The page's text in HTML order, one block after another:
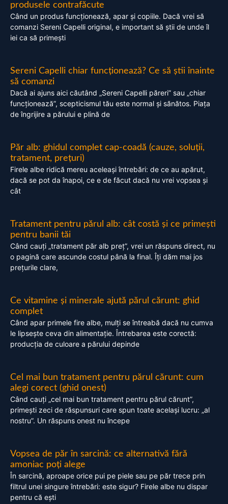
produsele contrafăcute
Când un produs funcționează, apar și copiile. Dacă vrei să
comanzi Sereni Capelli original, e important să știi de unde îl
iei ca să primești
Sereni Capelli chiar funcționează? Ce să știi înainte
să comanzi
Dacă ai ajuns aici căutând „Sereni Capelli păreri” sau „chiar
funcționează”, scepticismul tău este normal și sănătos. Piața
de îngrijire a părului e plină de
Păr alb: ghidul complet cap-coadă (cauze, soluții,
tratament, prețuri)
Firele albe ridică mereu aceleași întrebări: de ce au apărut,
dacă se pot da înapoi, ce e de făcut dacă nu vrei vopsea și
cât
Tratament pentru părul alb: cât costă și ce primești
pentru banii tăi
Când cauți „tratament păr alb preț”, vrei un răspuns direct, nu
o pagină care ascunde costul până la final. Îți dăm mai jos
prețurile clare,
Ce vitamine și minerale ajută părul cărunt: ghid
complet
Când apar primele fire albe, mulți se întreabă dacă nu cumva
le lipsește ceva din alimentație. Întrebarea este corectă:
producția de culoare a părului depinde
Cel mai bun tratament pentru părul cărunt: cum
alegi corect (ghid onest)
Când cauți „cel mai bun tratament pentru părul cărunt”,
primești zeci de răspunsuri care spun toate același lucru: „al
nostru”. Un răspuns onest nu începe
Vopsea de păr în sarcină: ce alternativă fără
amoniac poți alege
În sarcină, aproape orice pui pe piele sau pe păr trece prin
filtrul unei singure întrebări: este sigur? Firele albe nu dispar
pentru că ești